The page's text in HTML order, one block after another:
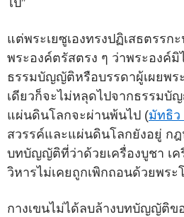
ไป”
แต่พระเยซูเองทรงปฏิเสธตรรก
พระองค์ตรัสตรง ๆ ว่าพระองค์มิ
ธรรมบัญญัติหรือบรรดาผู้เผยพ
เดียวก็จะไม่หลุดไปจากธรรมบั
แผ่นดินโลกจะผ่านพ้นไป (มัทธิว
สวรรค์และแผ่นดินโลกยังอยู่ ก
บทบัญญัติที่ว่าด้วยเครื่องบูชา เค
วิหารไม่เคยถูกเพิกถอนด้วยพระ
กางเขนไม่ได้ลบล้างบทบัญญัติข